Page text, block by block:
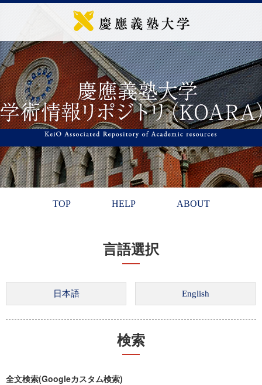
TOP HELP ABOUT
言語選択
検索
全文検索(Googleカスタム検索)